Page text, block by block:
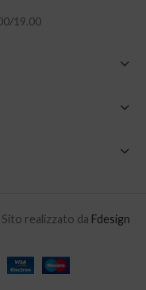
19.00
realizzato da Fdesign